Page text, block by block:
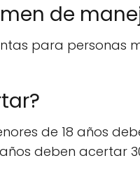
de
para personas
de 18 años
deben acertar